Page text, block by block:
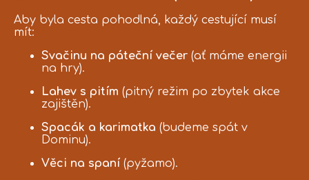
Aby byla cesta pohodlná, každý cestující musí
mít:
Svačinu na páteční večer (ať máme energii
na hry).
Lahev s pitím (pitný režim po zbytek akce
zajištěn).
Spacák a karimatka (budeme spát v
Dominu).
Věci na spaní (pyžamo).